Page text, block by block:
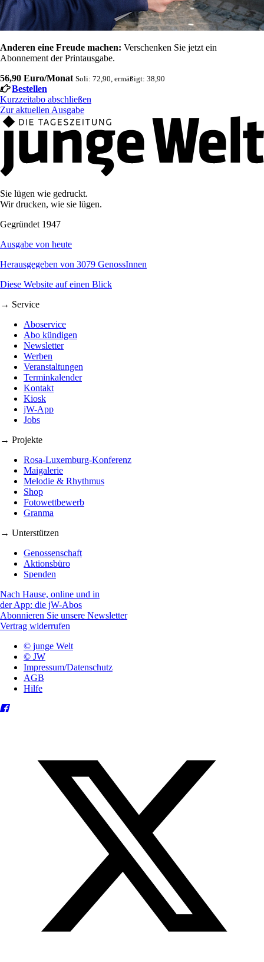
Anderen eine Freude machen: Verschenken Sie jetzt ein
Abonnement der Printausgabe.
56,90 Euro/Monat Soli: 72,90, ermäßigt: 38,90
Bestellen
Kurzzeitabo abschließen
Zur aktuellen Ausgabe
Sie lügen wie gedruckt.
Wir drucken, wie sie lügen.
Gegründet 1947
Ausgabe von heute
Herausgegeben von 3079 GenossInnen
Diese Website auf einen Blick
→ Service
Aboservice
Abo kündigen
Newsletter
Werben
Veranstaltungen
Terminkalender
Kontakt
Kiosk
jW-App
Jobs
→ Projekte
Rosa-Luxemburg-Konferenz
Maigalerie
Melodie & Rhythmus
Shop
Fotowettbewerb
Granma
→ Unterstützen
Genossenschaft
Aktionsbüro
Spenden
Nach Hause, online und in
der App: die jW-Abos
Abonnieren Sie unsere Newsletter
Vertrag widerrufen
© junge Welt
© JW
Impressum/Datenschutz
AGB
Hilfe